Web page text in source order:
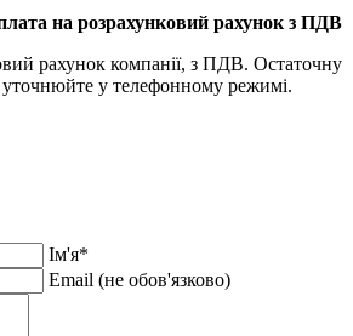
на розрахунковий рахунок з ПДВ
рахунок компанії, з ПДВ. Остаточну
уточнюйте у телефонному режимі.
Ім'я*
Email (не обов'язково)